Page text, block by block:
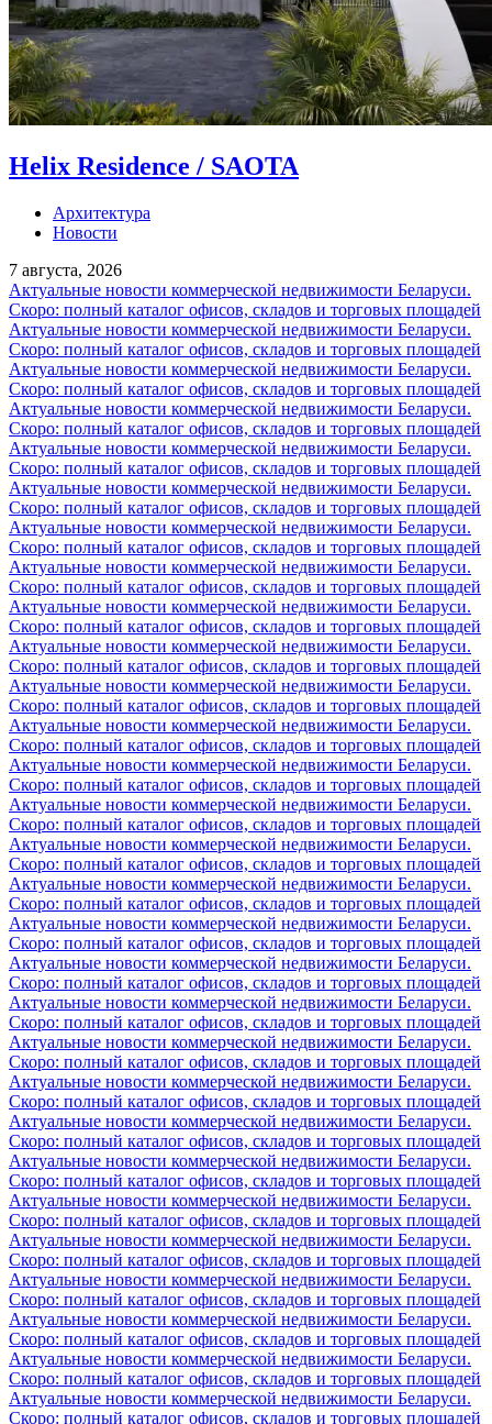
Helix Residence / SAOTA
Архитектура
Новости
7 августа, 2026
Актуальные новости коммерческой недвижимости Беларуси.
Скоро: полный каталог офисов, складов и торговых площадей
Актуальные новости коммерческой недвижимости Беларуси.
Скоро: полный каталог офисов, складов и торговых площадей
Актуальные новости коммерческой недвижимости Беларуси.
Скоро: полный каталог офисов, складов и торговых площадей
Актуальные новости коммерческой недвижимости Беларуси.
Скоро: полный каталог офисов, складов и торговых площадей
Актуальные новости коммерческой недвижимости Беларуси.
Скоро: полный каталог офисов, складов и торговых площадей
Актуальные новости коммерческой недвижимости Беларуси.
Скоро: полный каталог офисов, складов и торговых площадей
Актуальные новости коммерческой недвижимости Беларуси.
Скоро: полный каталог офисов, складов и торговых площадей
Актуальные новости коммерческой недвижимости Беларуси.
Скоро: полный каталог офисов, складов и торговых площадей
Актуальные новости коммерческой недвижимости Беларуси.
Скоро: полный каталог офисов, складов и торговых площадей
Актуальные новости коммерческой недвижимости Беларуси.
Скоро: полный каталог офисов, складов и торговых площадей
Актуальные новости коммерческой недвижимости Беларуси.
Скоро: полный каталог офисов, складов и торговых площадей
Актуальные новости коммерческой недвижимости Беларуси.
Скоро: полный каталог офисов, складов и торговых площадей
Актуальные новости коммерческой недвижимости Беларуси.
Скоро: полный каталог офисов, складов и торговых площадей
Актуальные новости коммерческой недвижимости Беларуси.
Скоро: полный каталог офисов, складов и торговых площадей
Актуальные новости коммерческой недвижимости Беларуси.
Скоро: полный каталог офисов, складов и торговых площадей
Актуальные новости коммерческой недвижимости Беларуси.
Скоро: полный каталог офисов, складов и торговых площадей
Актуальные новости коммерческой недвижимости Беларуси.
Скоро: полный каталог офисов, складов и торговых площадей
Актуальные новости коммерческой недвижимости Беларуси.
Скоро: полный каталог офисов, складов и торговых площадей
Актуальные новости коммерческой недвижимости Беларуси.
Скоро: полный каталог офисов, складов и торговых площадей
Актуальные новости коммерческой недвижимости Беларуси.
Скоро: полный каталог офисов, складов и торговых площадей
Актуальные новости коммерческой недвижимости Беларуси.
Скоро: полный каталог офисов, складов и торговых площадей
Актуальные новости коммерческой недвижимости Беларуси.
Скоро: полный каталог офисов, складов и торговых площадей
Актуальные новости коммерческой недвижимости Беларуси.
Скоро: полный каталог офисов, складов и торговых площадей
Актуальные новости коммерческой недвижимости Беларуси.
Скоро: полный каталог офисов, складов и торговых площадей
Актуальные новости коммерческой недвижимости Беларуси.
Скоро: полный каталог офисов, складов и торговых площадей
Актуальные новости коммерческой недвижимости Беларуси.
Скоро: полный каталог офисов, складов и торговых площадей
Актуальные новости коммерческой недвижимости Беларуси.
Скоро: полный каталог офисов, складов и торговых площадей
Актуальные новости коммерческой недвижимости Беларуси.
Скоро: полный каталог офисов, складов и торговых площадей
Актуальные новости коммерческой недвижимости Беларуси.
Скоро: полный каталог офисов, складов и торговых площадей